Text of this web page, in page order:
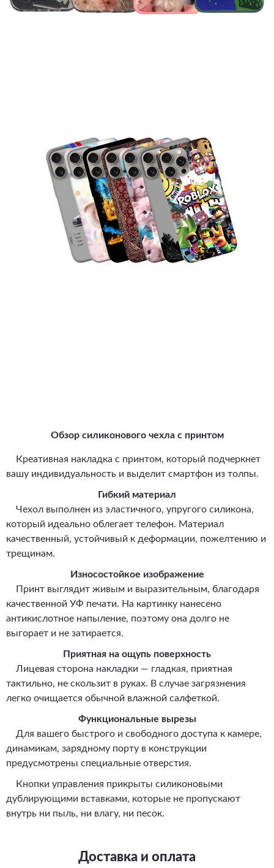
Обзор силиконового чехла с принтом
Креативная накладка с принтом, который подчеркнет
вашу индивидуальность и выделит смартфон из толпы.
Гибкий материал
Чехол выполнен из эластичного, упругого силикона,
который идеально облегает телефон. Материал
качественный, устойчивый к деформации, пожелтению и
трещинам.
Износостойкое изображение
Принт выглядит живым и выразительным, благодаря
качественной УФ печати. На картинку нанесено
антикислотное напыление, поэтому она долго не
выгорает и не затирается.
Приятная на ощупь поверхность
Лицевая сторона накладки — гладкая, приятная
тактильно, не скользит в руках. В случае загрязнения
легко очищается обычной влажной салфеткой.
Функциональные вырезы
Для вашего быстрого и свободного доступа к камере,
динамикам, зарядному порту в конструкции
предусмотрены специальные отверстия.
Кнопки управления прикрыты силиконовыми
дублирующими вставками, которые не пропускают
внутрь ни пыль, ни влагу, ни песок.
Доставка и оплата